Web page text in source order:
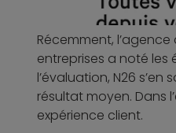
Récemment,
entreprises a noté
l’évaluation, N26
résultat moyen. Dans
expérience client.